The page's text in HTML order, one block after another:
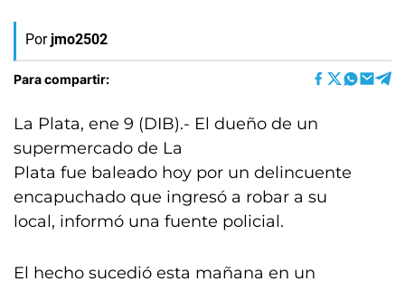
Por jmo2502
Para compartir:
La Plata, ene 9 (DIB).- El dueño de un
supermercado de La
Plata fue baleado hoy por un delincuente
encapuchado que ingresó a robar a su
local, informó una fuente policial.
El hecho sucedió esta mañana en un